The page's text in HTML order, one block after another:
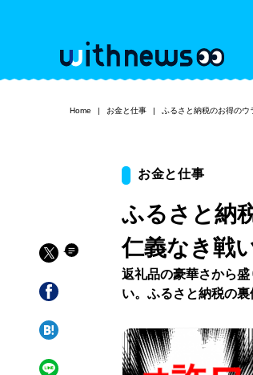
Home お金と仕事 ふるさと納税のお得の
お金と仕事
ふるさと納
仁義なき戦
返礼品の豪華さから
い。ふるさと納税の